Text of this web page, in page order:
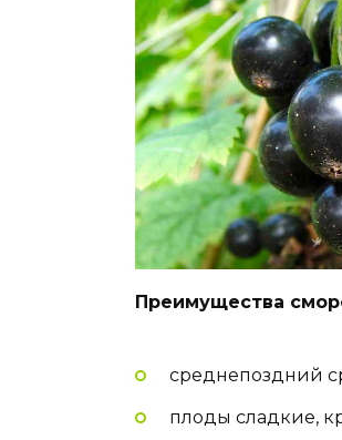
Преимущества
среднепоздний
плоды сладкие,